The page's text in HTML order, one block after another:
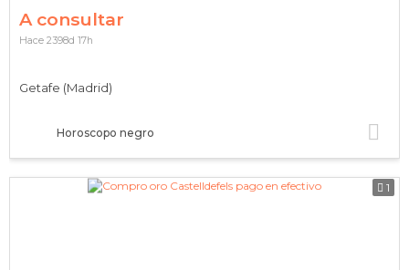
A consultar
Horoscopo negro
Getafe (Madrid)
Hace 2398d 17h
1